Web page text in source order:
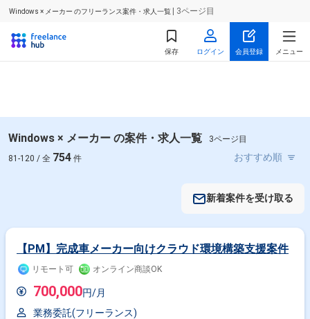
Windows × メーカー のフリーランス案件・求人一覧 | 3ページ目
保存 ログイン 会員登録 メニュー
Windows × メーカー の案件・求人一覧
3ページ目
81-120 / 全 754 件
新着案件を受け取る
【PM】完成車メーカー向けクラウド環境構築支援案件
リモート可 オンライン商談OK
700,000円/月
業務委託(フリーランス)